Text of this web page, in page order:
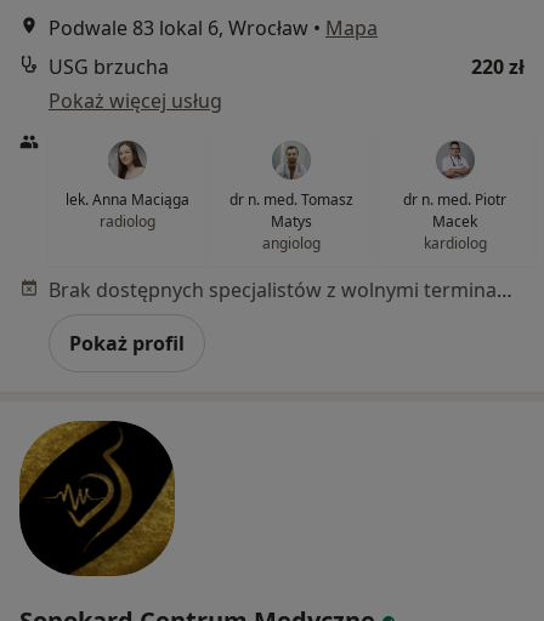
Podwale 83 lokal 6, Wrocław • Mapa
USG brzucha
220 zł
Pokaż więcej usług
lek. Anna Maciąga
radiolog
dr n. med. Tomasz
Matys
angiolog
dr n. med. Piotr
Macek
kardiolog
Brak dostępnych specjalistów z wolnymi terminami w tym centrum medycznym.
Pokaż profil